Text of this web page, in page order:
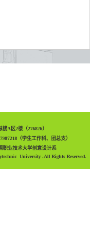
A区2楼（276826）
（学生工作科、团总支）
业技术大学创意设计系
University .All Rights Reserved.